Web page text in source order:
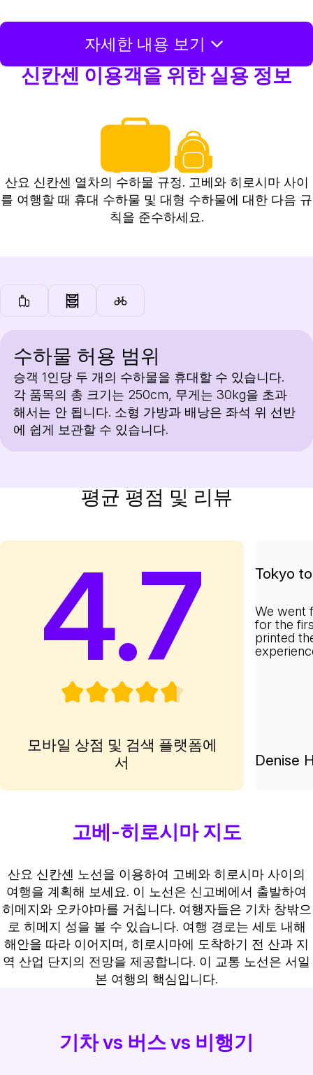
자세한 내용 보기
신칸센 이용객을 위한 실용 정보
산요 신칸센 열차의 수하물 규정. 고베와 히로시마 사이
를 여행할 때 휴대 수하물 및 대형 수하물에 대한 다음 규
칙을 준수하세요.
수하물 허용 범위
승객 1인당 두 개의 수하물을 휴대할 수 있습니다.
각 품목의 총 크기는 250cm, 무게는 30kg을 초과
해서는 안 됩니다. 소형 가방과 배낭은 좌석 위 선반
에 쉽게 보관할 수 있습니다.
평균 평점 및 리뷰
4.7
모바일 상점 및 검색 플랫폼에
서
Tokyo
We went
for the
printed
Denise
고베-히로시마 지도
산요 신칸센 노선을 이용하여 고베와 히로시마 사이의
여행을 계획해 보세요. 이 노선은 신고베에서 출발하여
히메지와 오카야마를 거칩니다. 여행자들은 기차 창밖으
로 히메지 성을 볼 수 있습니다. 여행 경로는 세토 내해
해안을 따라 이어지며, 히로시마에 도착하기 전 산과 지
역 산업 단지의 전망을 제공합니다. 이 교통 노선은 서일
본 여행의 핵심입니다.
기차 vs 버스 vs 비행기